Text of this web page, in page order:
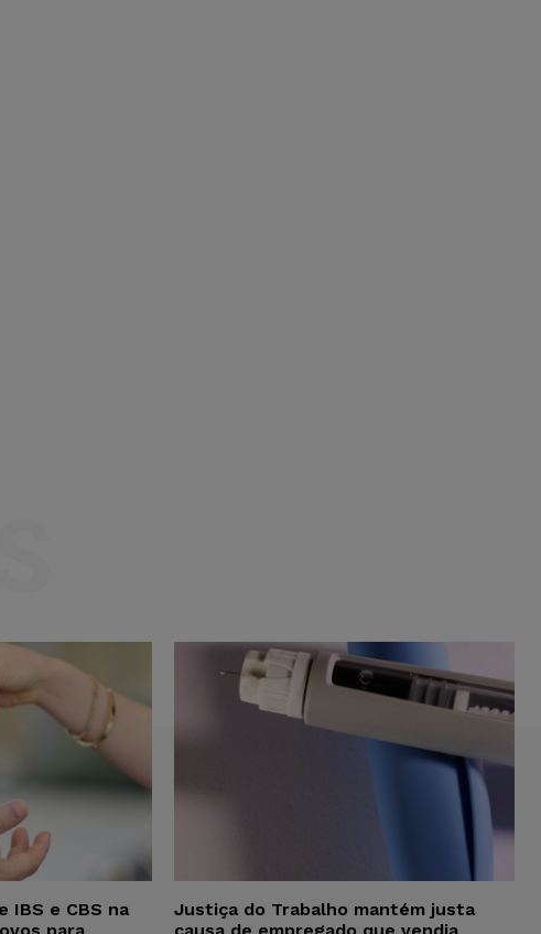
IBS e CBS na
para
Justiça do Trabalho mantém justa
causa de empregado que vendia